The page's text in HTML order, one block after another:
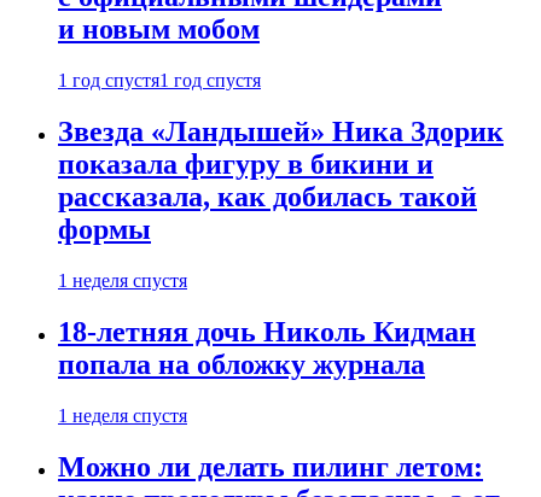
и новым мобом
1 год спустя1 год спустя
Звезда «Ландышей» Ника Здорик
показала фигуру в бикини и
рассказала, как добилась такой
формы
1 неделя спустя
18-летняя дочь Николь Кидман
попала на обложку журнала
1 неделя спустя
Можно ли делать пилинг летом: